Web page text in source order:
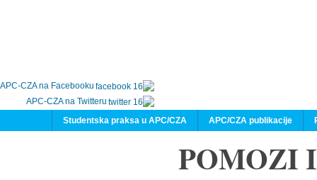
APC-CZA na Facebooku
APC-CZA na Twitteru
APC/CZA publikacije
Studentska praksa u APC/CZA
POMOZI